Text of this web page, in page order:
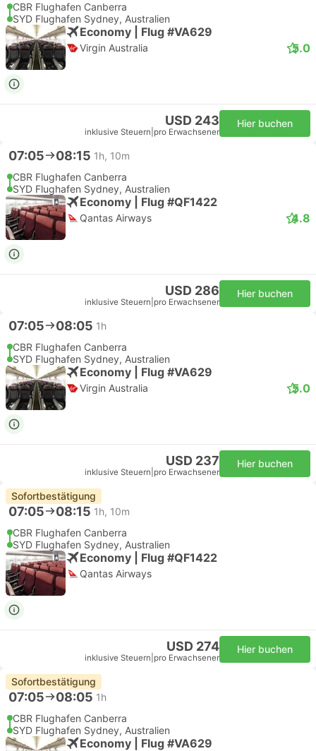
CBR Flughafen Canberra
SYD Flughafen Sydney, Australien
Economy | Flug #VA629
Virgin Australia 5.0
USD 243
inklusive Steuern pro Erwachsener
Hier buchen
07:05 08:15 1h, 10m
CBR Flughafen Canberra
SYD Flughafen Sydney, Australien
Economy | Flug #QF1422
Qantas Airways 4.8
USD 286
inklusive Steuern pro Erwachsener
Hier buchen
07:05 08:05 1h
CBR Flughafen Canberra
SYD Flughafen Sydney, Australien
Economy | Flug #VA629
Virgin Australia 5.0
USD 237
inklusive Steuern pro Erwachsener
Hier buchen
Sofortbestätigung
07:05 08:15 1h, 10m
CBR Flughafen Canberra
SYD Flughafen Sydney, Australien
Economy | Flug #QF1422
Qantas Airways
USD 274
inklusive Steuern pro Erwachsener
Hier buchen
Sofortbestätigung
07:05 08:05 1h
CBR Flughafen Canberra
SYD Flughafen Sydney, Australien
Economy | Flug #VA629